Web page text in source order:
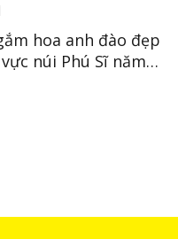
hoa anh đào đẹp
núi Phú Sĩ năm